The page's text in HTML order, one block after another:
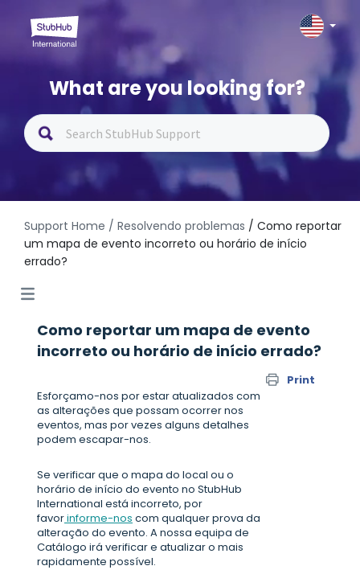
What are you looking for?
Support Home / Resolvendo problemas / Como reportar
um mapa de evento incorreto ou horário de início
errado?
Como reportar um mapa de evento
incorreto ou horário de início errado?
Print
Esforçamo-nos por estar atualizados com
as alterações que possam ocorrer nos
eventos, mas por vezes alguns detalhes
podem escapar-nos.
Se verificar que o mapa do local ou o
horário de início do evento no StubHub
International está incorreto, por
favorinforme-nos com qualquer prova da
alteração do evento. A nossa equipa de
Catálogo irá verificar e atualizar o mais
rapidamente possível.